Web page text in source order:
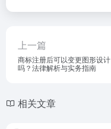
上一篇
商标注册后可以变更图形设计
吗？法律解析与实务指南
相关文章